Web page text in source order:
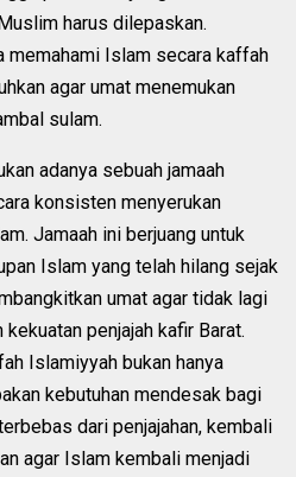
harus dilepaskan.
memahami Islam secara kaffah
agar umat menemukan
sulam.
adanya sebuah jamaah
konsisten menyerukan
Jamaah ini berjuang untuk
Islam yang telah hilang sejak
umat agar tidak lagi
penjajah kafir Barat.
Islamiyyah bukan hanya
kebutuhan mendesak bagi
dari penjajahan, kembali
agar Islam kembali menjadi